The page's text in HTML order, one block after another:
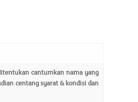
cantumkan nama yang
centang syarat & kondisi dan